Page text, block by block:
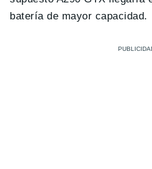
batería de mayor capacidad.